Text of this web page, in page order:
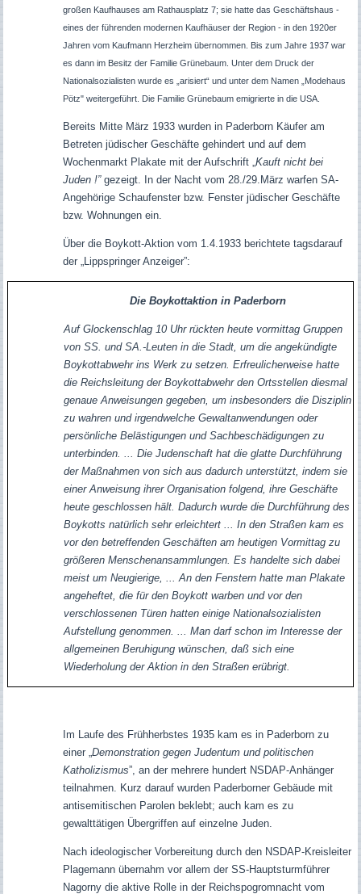
großen Kaufhauses am Rathausplatz 7; sie hatte das Geschäftshaus -
eines der führenden modernen Kaufhäuser der Region - in den 1920er
Jahren vom Kaufmann Herzheim übernommen. Bis zum Jahre 1937 war
es dann im Besitz der Familie Grünebaum. Unter dem Druck der
Nationalsozialisten wurde es „arisiert“ und unter dem Namen „Modehaus
Pötz" weitergeführt. Die Familie Grünebaum emigrierte in die USA.
Bereits Mitte März 1933 wurden in Paderborn Käufer am
Betreten jüdischer Geschäfte gehindert und auf dem
Wochenmarkt Plakate mit der Aufschrift „ Kauft nicht bei
Juden !”gezeigt. In der Nacht vom 28./29.März warfen SA-
Angehörige Schaufenster bzw. Fenster jüdischer Geschäfte
bzw. Wohnungen ein.
Über die Boykott-Aktion vom 1.4.1933 berichtete tagsdarauf
der „Lippspringer Anzeiger”:
Die Boykottaktion in Paderborn
Auf Glockenschlag 10 Uhr rückten heute vormittag Gruppen
von SS. und SA.-Leuten in die Stadt, um die angekündigte
Boykottabwehr ins Werk zu setzen. Erfreulicherweise hatte
die Reichsleitung der Boykottabwehr den Ortsstellen diesmal
genaue Anweisungen gegeben, um insbesonders die Disziplin
zu wahren und irgendwelche Gewaltanwendungen oder
persönliche Belästigungen und Sachbeschädigungen zu
unterbinden. ... Die Judenschaft hat die glatte Durchführung
der Maßnahmen von sich aus dadurch unterstützt, indem sie
einer Anweisung ihrer Organisation folgend, ihre Geschäfte
heute geschlossen hält. Dadurch wurde die Durchführung des
Boykotts natürlich sehr erleichtert ... In den Straßen kam es
vor den betreffenden Geschäften am heutigen Vormittag zu
größeren Menschenansammlungen. Es handelte sich dabei
meist um Neugierige, ... An den Fenstern hatte man Plakate
angeheftet, die für den Boykott warben und vor den
verschlossenen Türen hatten einige Nationalsozialisten
Aufstellung genommen. ... Man darf schon im Interesse der
allgemeinen Beruhigung wünschen, daß sich eine
Wiederholung der Aktion in den Straßen erübrigt.
Im Laufe des Frühherbstes 1935 kam es in Paderborn zu
einer „ Demonstration gegen Judentum und politischen
Katholizismus”, an der mehrere hundert NSDAP-Anhänger
teilnahmen. Kurz darauf wurden Paderborner Gebäude mit
antisemitischen Parolen beklebt; auch kam es zu
gewalttätigen Übergriffen auf einzelne Juden.
Nach ideologischer Vorbereitung durch den NSDAP-Kreisleiter
Plagemann übernahm vor allem der SS-Hauptsturmführer
Nagorny die aktive Rolle in der Reichspogromnacht vom